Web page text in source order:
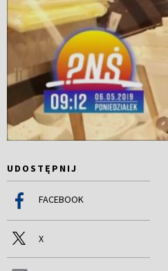
UDOSTĘPNIJ
FACEBOOK
X